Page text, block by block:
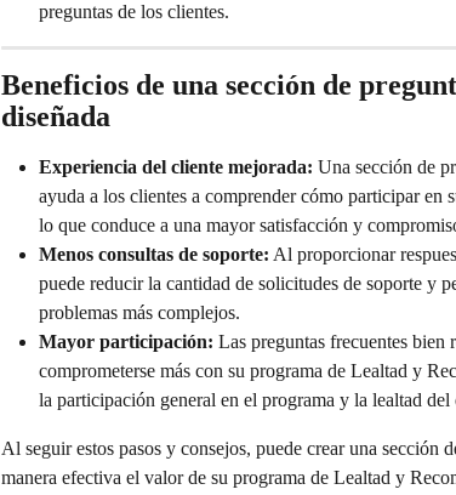
preguntas de los clientes.
Beneficios de una sección de
diseñada
Experiencia del cliente mejorada: Una sección de
ayuda a los clientes a comprender cómo participar en
lo que conduce a una mayor satisfacción y
Menos consultas de soporte: Al proporcionar
puede reducir la cantidad de solicitudes de soporte y
problemas más complejos.
Mayor participación: Las preguntas frecuentes bien
comprometerse más con su programa de Lealtad y
la participación general en el programa y la lealtad del
Al seguir estos pasos y consejos, puede crear una sección
manera efectiva el valor de su programa de Lealtad y